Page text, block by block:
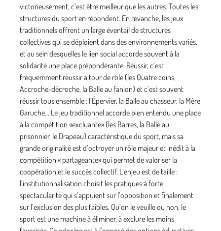
victorieusement, c’est être meilleur que les autres. Toutes les
structures du sport en répondent. En revanche, les jeux
traditionnels offrent un large éventail de structures
collectives qui se déploient dans des environnements variés,
et au sein desquelles le lien social accorde souvent à la
solidarité une place prépondérante. Réussir, c’est
fréquemment réussir à tour de rôle (les Quatre coins,
Accroche-décroche, la Balle au fanion) et c’est souvent
réussir tous ensemble : l’Épervier, la Balle au chasseur, la Mère
Garuche… Le jeu traditionnel accorde bien entendu une place
à la compétition «excluante» (les Barres, la Balle au
prisonnier, le Drapeau) caractéristique du sport, mais sa
grande originalité est d’octroyer un rôle majeur et inédit à la
compétition « partageante» qui permet de valoriser la
coopération et le succès collectif. L’enjeu est de taille :
l’institutionnalisation choisit les pratiques à forte
spectacularité qui s’appuient sur l’opposition et finalement
sur l’exclusion des plus faibles. Qu’on le veuille ou non, le
sport est une machine à éliminer, à exclure les moins